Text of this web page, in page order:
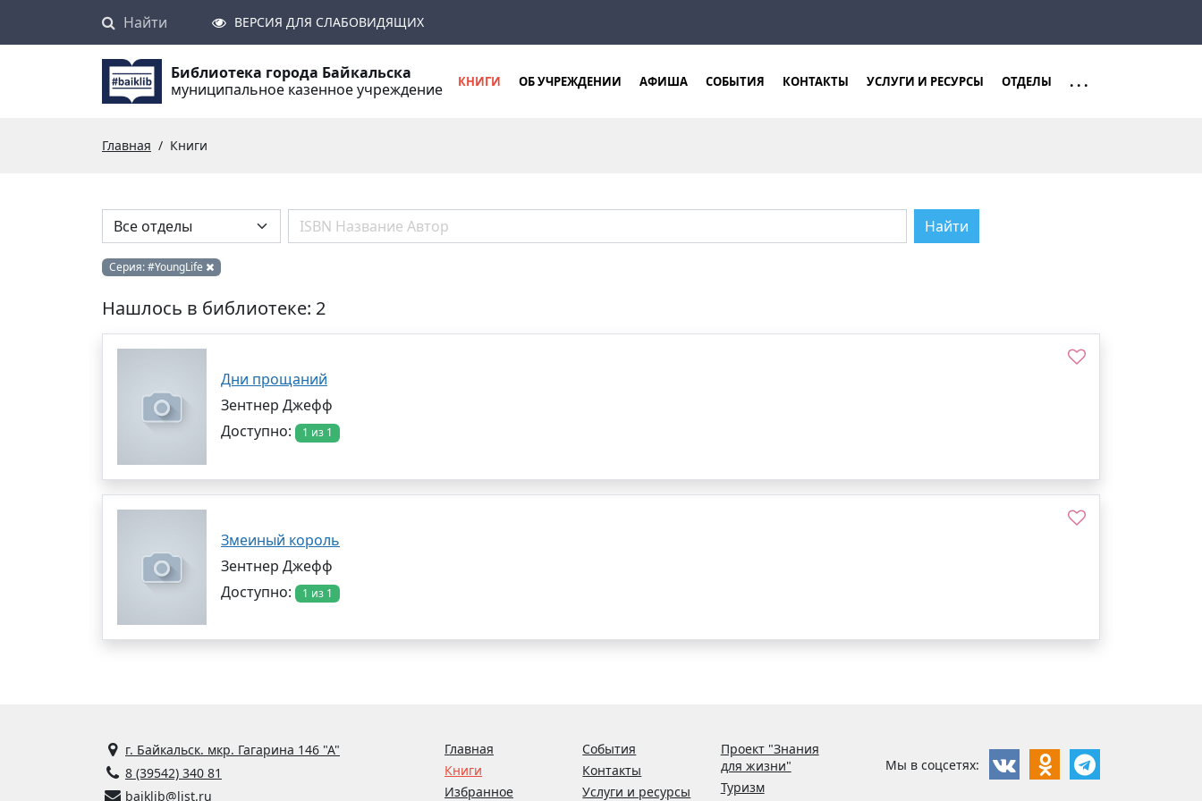
Найти
Серия:#YoungLife
Нашлось в библиотеке: 2
Дни прощаний
Зентнер Джефф
Доступно:
1 из 1
Змеиный король
Зентнер Джефф
Доступно:
1 из 1
Поиск
Найти
Найти ВЕРСИЯ ДЛЯ СЛАБОВИДЯЩИХ
Библиотека города Байкальска
муниципальное казенное учреждение
КНИГИ ОБ УЧРЕЖДЕНИИ АФИША СОБЫТИЯ КОНТАКТЫ УСЛУГИ И РЕСУРСЫ ОТДЕЛЫ ...
Главная Книги
г. Байкальск. мкр. Гагарина 146 "А"
8 (39542) 340 81
baiklib@list.ru
Главная
Книги
Избранное
События
Контакты
Услуги и ресурсы
Проект "Знания
для жизни"
Туризм
Мы в соцсетях: